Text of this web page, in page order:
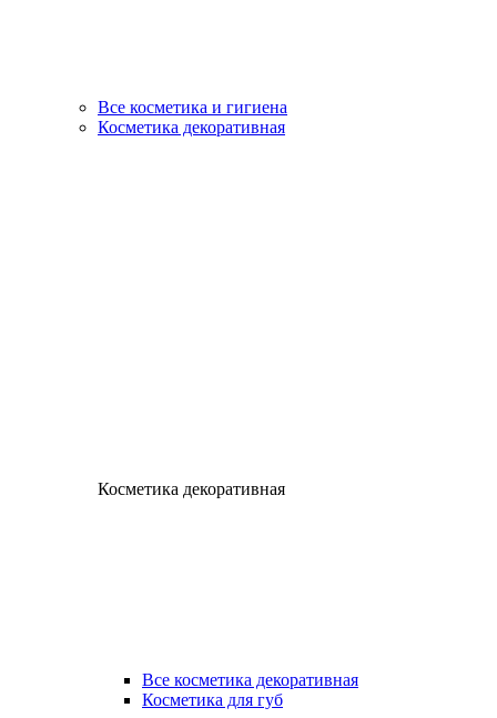
Все косметика и гигиена
Косметика декоративная
Косметика декоративная
Все косметика декоративная
Косметика для губ